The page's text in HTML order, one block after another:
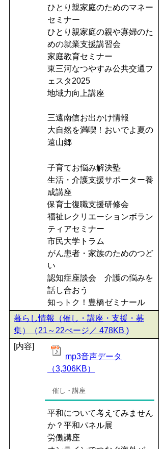
ひとり親家庭のためのマネー
セミナー
ひとり親家庭の親や寡婦のた
めの就業支援講習会
家庭教育セミナー
東三河なつやすみ公共交通フ
ェスタ2025
地域力向上講座
三遠南信お出かけ情報
大自然を満喫！おいでよ夏の
遠山郷
子育てお悩み解決塾
生活・介護支援サポーター養
成講座
保育士復職支援研修会
福祉レクリエーションボラン
ティアセミナー
市民大学トラム
がん患者・家族のためのつど
い
認知症座談会 介護の悩みを
話し合おう
知っトク！豊橋ゼミナール
暮らし情報（催し・講座・支援・募
集）（21～22ぺージ／ 478KB )
[内容]
mp3音声データ
（3,306KB）
催し・講座
平和について考えてみません
か？平和パネル展
労働講座